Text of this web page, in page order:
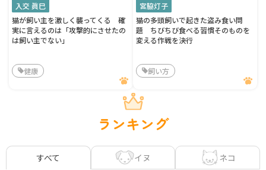
入交 眞巳
猫が飼い主を激しく襲ってくる 確
実に言えるのは「攻撃的にさせたの
は飼い主でない」
健康
宮脇灯子
猫の多頭飼いで起きた盗み食い問
題 ちびちび食べる習慣そのものを
変える作戦を決行
飼い方
ランキング
すべて イヌ ネコ